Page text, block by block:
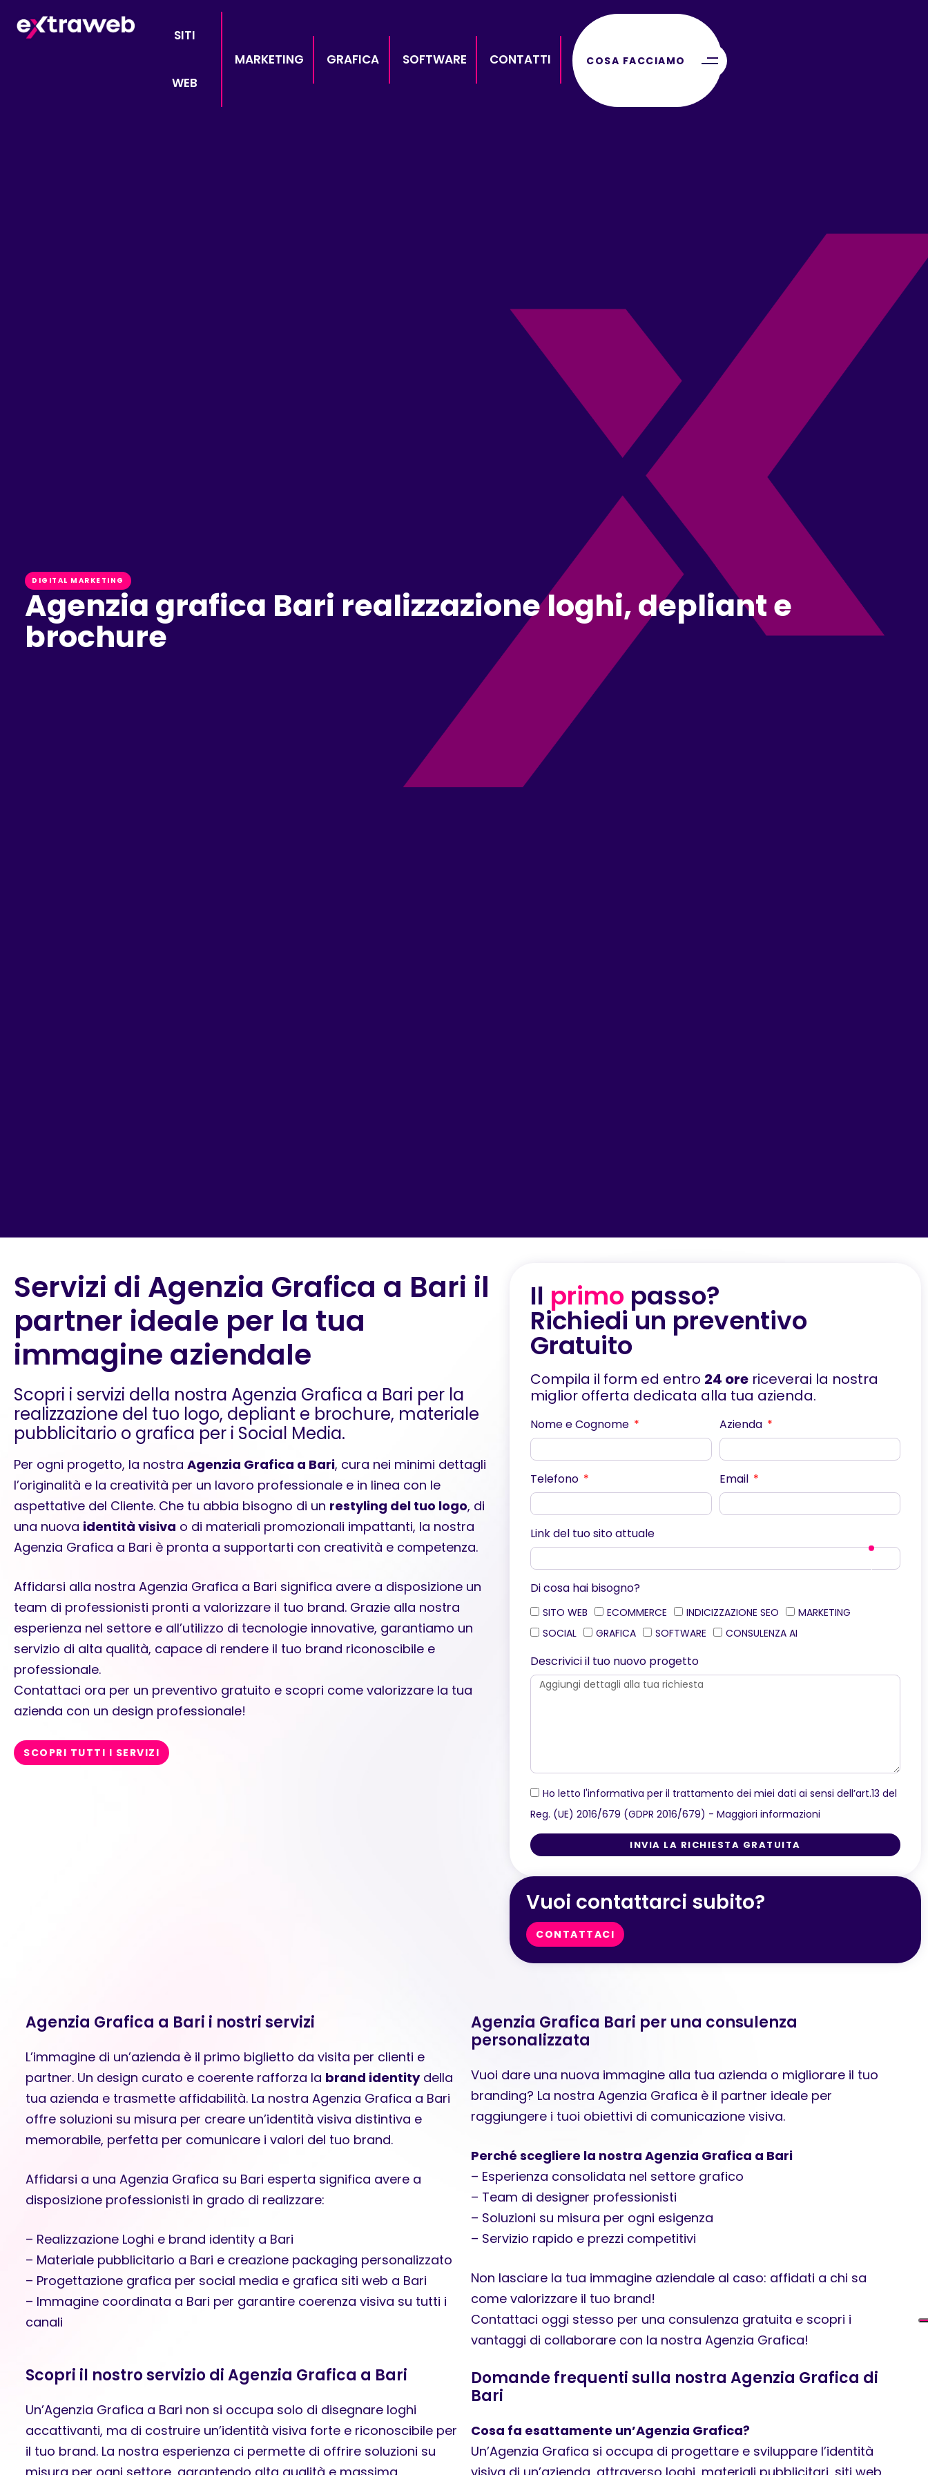
SITI
WEB
MARKETING GRAFICA SOFTWARE CONTATTI COSA FACCIAMO
DIGITAL MARKETING
Agenzia grafica Bari realizzazione loghi, depliant e
brochure
Servizi di Agenzia Grafica a Bari il
partner ideale per la tua
immagine aziendale
Scopri i servizi della nostra Agenzia Grafica a Bari per la
realizzazione del tuo logo, depliant e brochure, materiale
pubblicitario o grafica per i Social Media.
Per ogni progetto, la nostra Agenzia Grafica a Bari, cura nei minimi dettagli
l’originalità e la creatività per un lavoro professionale e in linea con le
aspettative del Cliente. Che tu abbia bisogno di un restyling del tuo logo, di
una nuova identità visiva o di materiali promozionali impattanti, la nostra
Agenzia Grafica a Bari è pronta a supportarti con creatività e competenza.
Affidarsi alla nostra Agenzia Grafica a Bari significa avere a disposizione un
team di professionisti pronti a valorizzare il tuo brand. Grazie alla nostra
esperienza nel settore e all’utilizzo di tecnologie innovative, garantiamo un
servizio di alta qualità, capace di rendere il tuo brand riconoscibile e
professionale.
Contattaci ora per un preventivo gratuito e scopri come valorizzare la tua
azienda con un design professionale!
SCOPRI TUTTI I SERVIZI
Il primo passo?
Richiedi un preventivo
Gratuito
Compila il form ed entro 24 orericeverai la nostra
miglior offerta dedicata alla tua azienda.
Nome e Cognome Azienda
Telefono Email
Link del tuo sito attuale
Di cosa hai bisogno?
SITO WEB ECOMMERCE INDICIZZAZIONE SEO
MARKETING
SOCIAL
GRAFICA SOFTWARE CONSULENZA AI
Descrivici il tuo nuovo progetto
Ho letto l'informativa per il trattamento dei miei dati ai sensi dell’art.13 del
Reg. (UE) 2016/679 (GDPR 2016/679) - Maggiori informazioni
INVIA LA RICHIESTA GRATUITA
Vuoi contattarci subito?
CONTATTACI
Agenzia Grafica a Bari i nostri servizi
L’immagine di un’azienda è il primo biglietto da visita per clienti e
partner. Un design curato e coerente rafforza la brand identitydella
tua azienda e trasmette affidabilità. La nostra Agenzia Grafica a Bari
offre soluzioni su misura per creare un’identità visiva distintiva e
memorabile, perfetta per comunicare i valori del tuo brand.
Affidarsi a una Agenzia Grafica su Bari esperta significa avere a
disposizione professionisti in grado di realizzare:
– Realizzazione Loghi e brand identity a Bari
– Materiale pubblicitario a Bari e creazione packaging personalizzato
– Progettazione grafica per social media e grafica siti web a Bari
– Immagine coordinata a Bari per garantire coerenza visiva su tutti i
canali
Scopri il nostro servizio di Agenzia Grafica a Bari
Un’Agenzia Grafica a Bari non si occupa solo di disegnare loghi
accattivanti, ma di costruire un’identità visiva forte e riconoscibile per
il tuo brand. La nostra esperienza ci permette di offrire soluzioni su
Agenzia Grafica Bari per una consulenza
personalizzata
Vuoi dare una nuova immagine alla tua azienda o migliorare il tuo
branding? La nostra Agenzia Grafica è il partner ideale per
raggiungere i tuoi obiettivi di comunicazione visiva.
Perché scegliere la nostra Agenzia Grafica a Bari
– Esperienza consolidata nel settore grafico
– Team di designer professionisti
– Soluzioni su misura per ogni esigenza
– Servizio rapido e prezzi competitivi
Non lasciare la tua immagine aziendale al caso: affidati a chi sa
come valorizzare il tuo brand!
Contattaci oggi stesso per una consulenza gratuita e scopri i
vantaggi di collaborare con la nostra Agenzia Grafica!
Domande frequenti sulla nostra Agenzia Grafica di
Bari
Cosa fa esattamente un’Agenzia Grafica?
Un’Agenzia Grafica si occupa di progettare e sviluppare l’identità